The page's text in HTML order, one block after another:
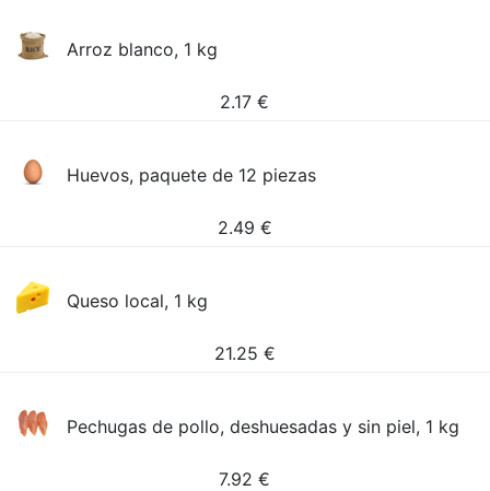
Arroz blanco, 1 kg
2.17 €
Huevos, paquete de 12 piezas
2.49 €
Queso local, 1 kg
21.25 €
Pechugas de pollo, deshuesadas y sin piel, 1 kg
7.92 €